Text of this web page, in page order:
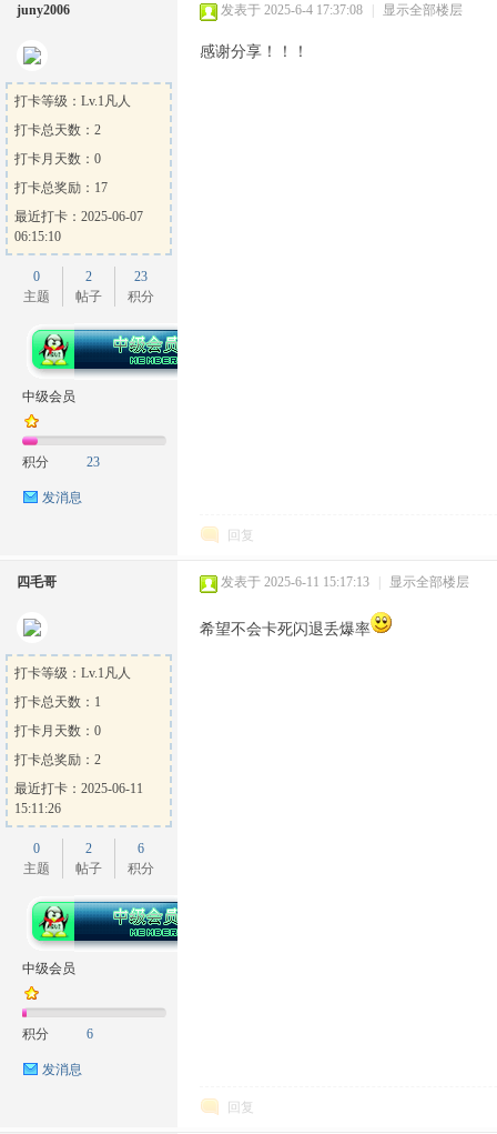
juny2006
打卡等级：Lv.1凡人
打卡总天数：2
打卡月天数：0
打卡总奖励：17
最近打卡：2025-06-07
06:15:10
0
主题
2
帖子
23
积分
中级会员
积分 23
发消息
发表于 2025-6-4 17:37:08 显示全部楼层
感谢分享！！！
回复
四毛哥
打卡等级：Lv.1凡人
打卡总天数：1
打卡月天数：0
打卡总奖励：2
最近打卡：2025-06-11
15:11:26
0
主题
2
帖子
6
积分
中级会员
积分 6
发消息
发表于 2025-6-11 15:17:13 显示全部楼层
希望不会卡死闪退丢爆率
回复